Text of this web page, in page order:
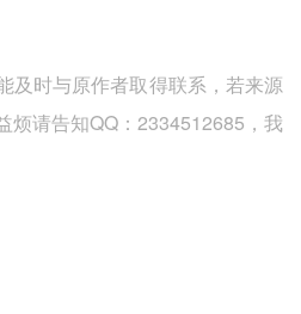
及时与原作者取得联系，若来源
烦请告知QQ：2334512685，我